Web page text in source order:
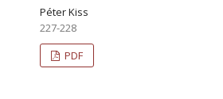
Péter Kiss
227-228
PDF